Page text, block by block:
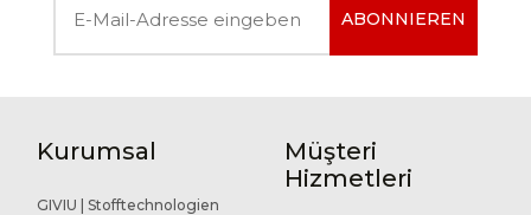
ABONNIEREN
Kurumsal
GIVIU | Stofftechnologien
Müşteri
Hizmetleri